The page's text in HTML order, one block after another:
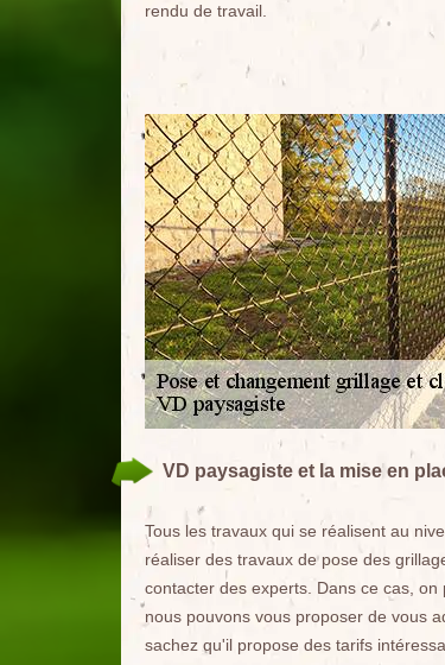
rendu de travail.
VD paysagiste et la mise en
Tous les travaux qui se réalisent au
réaliser des travaux de pose des
contacter des experts. Dans ce cas,
nous pouvons vous proposer de vous
sachez qu'il propose des tarifs